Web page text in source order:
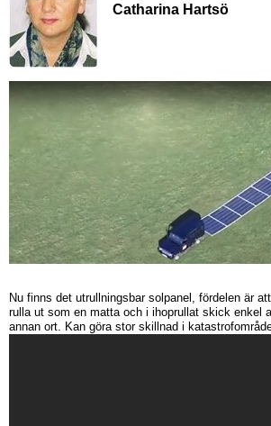
Catharina Hartsö
Nu finns det utrullningsbar solpanel, fördelen är
rulla ut som en matta och i ihoprullat skick enkel
annan ort. Kan göra stor skillnad i